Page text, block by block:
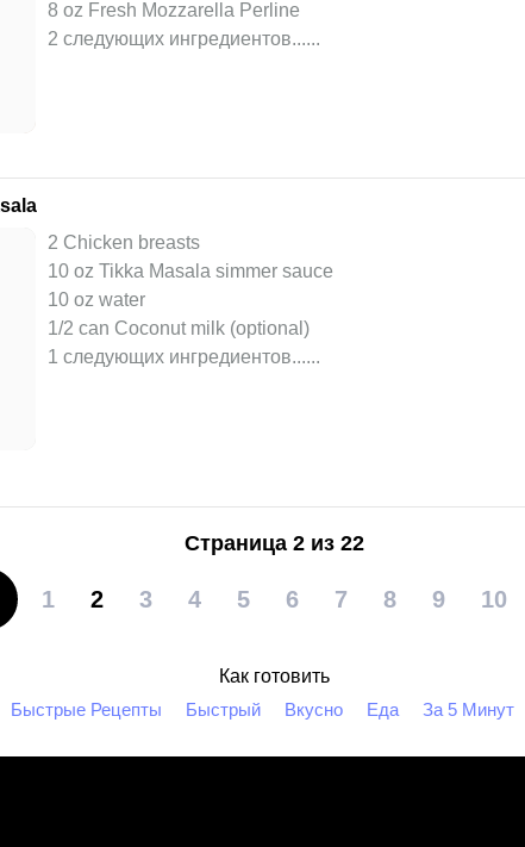
8 oz Fresh Mozzarella Perline
2 следующих ингредиентов......
2 Chicken breasts
10 oz Tikka Masala simmer sauce
10 oz water
1/2 can Coconut milk (optional)
1 следующих ингредиентов...
Страница 2 из 22
1 2 3 4 5 6 7 8 9 10
Как готовить
Быстрые Рецепты
Быстрый Вкусно Еда За 5 Минут